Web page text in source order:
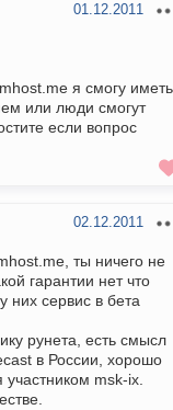
01.12.2011
я смогу иметь
или люди смогут
если вопрос
02.12.2011
ты ничего не
гарантии нет что
них сервис в бета
рунета, есть смысл
в России, хорошо
участником msk-ix.